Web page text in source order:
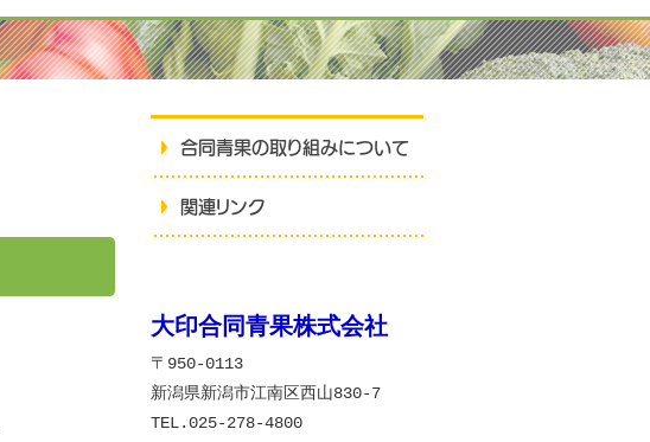
合同青果の取り組みについて
関連リンク
大印合同青果株式会社
〒950-0113
新潟県新潟市江南区西山830-7
TEL.025-278-4800